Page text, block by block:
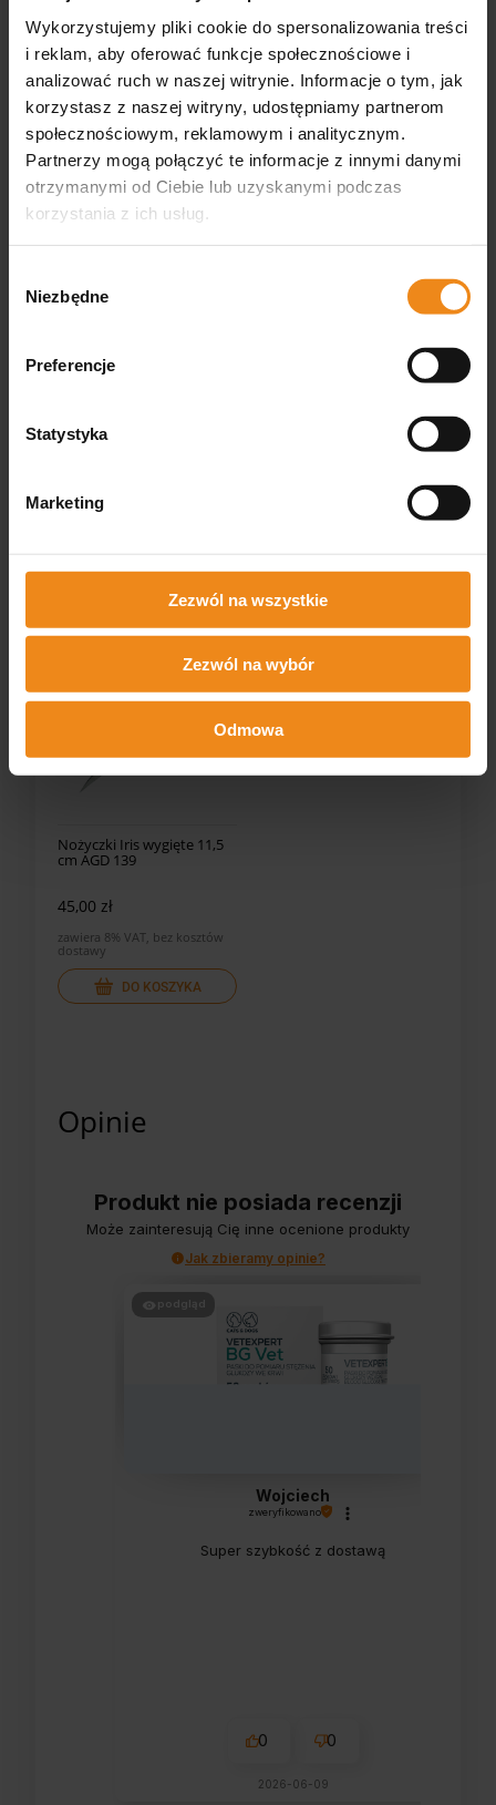
Wykorzystujemy pliki cookie do spersonalizowania treści
i reklam, aby oferować funkcje społecznościowe i
analizować ruch w naszej witrynie. Informacje o tym, jak
korzystasz z naszej witryny, udostępniamy partnerom
społecznościowym, reklamowym i analitycznym.
Partnerzy mogą połączyć te informacje z innymi danymi
otrzymanymi od Ciebie lub uzyskanymi podczas
korzystania z ich usług.
zgody
Niezbędne
Preferencje
Statystyka
Marketing
Zezwól na wszystkie
Zezwól na wybór
Odmowa
Nożyczki do bandaża Lister
zawiera 8% VAT, bez kosztów
dostawy
Nożyczki do cięcia
opatrunków stalowe
52,00 zł
zawiera 23% VAT, bez kosztów
dostawy
Nożyczki Iris proste 11,5
45,00 zł
Nożyczki Iris TC 11.5 cm
Nożyczki Iris wygięte 11,5
cm AGD 139
45,00 zł
zawiera 8% VAT, bez kosztów
dostawy
DO KOSZYKA
Opinie
Produkt nie posiada recenzji
Może zainteresują Cię inne ocenione produkty
Jak zbieramy opinie?
podgląd
Wojciech
zweryfikowano
Super szybkość z dostawą
0 0
2026-06-09